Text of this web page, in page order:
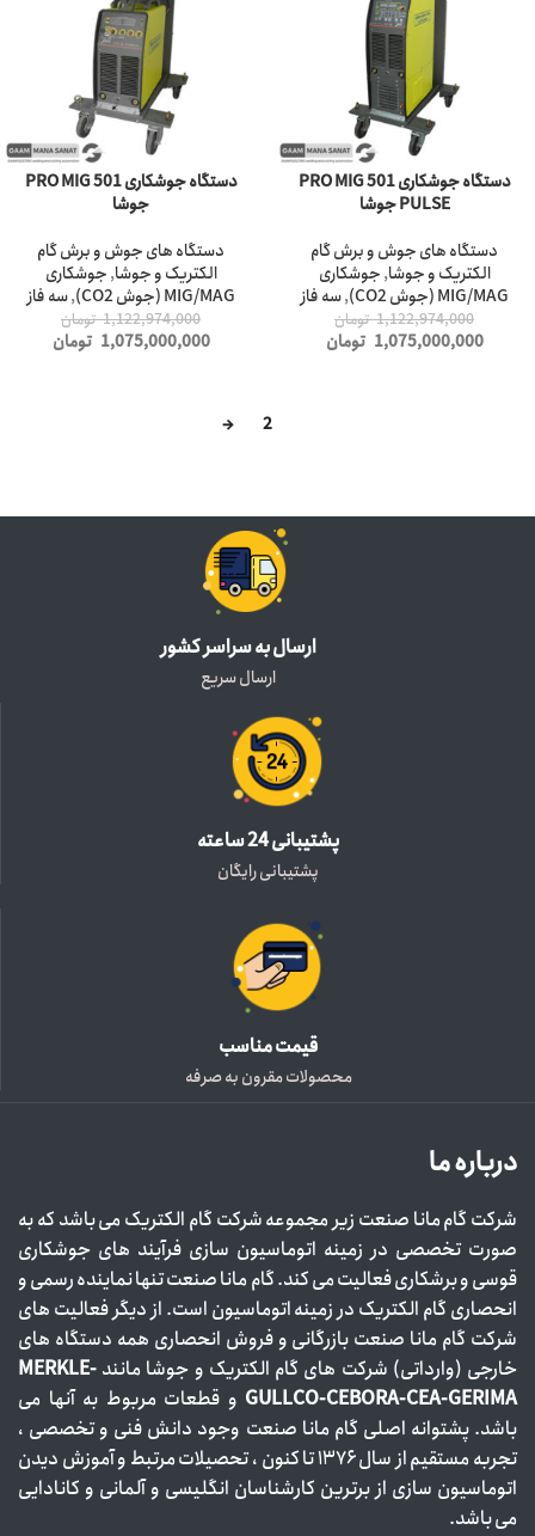
دستگاه جوشکاری PRO MIG 501
PULSE جوشا
دستگاه های جوش و برش گام
الکتریک و جوشا,جوشکاری
MIG/MAG (جوش CO2)
,سه فاز
1,122,974,000 تومان
1,075,000,000 تومان
دستگاه جوشکاری PRO MIG 501
جوشا
دستگاه های جوش و برش گام
الکتریک و جوشا,جوشکاری
MIG/MAG (جوش CO2)
,سه فاز
1,122,974,000 تومان
1,075,000,000 تومان
2
→
ارسال به سراسر کشور
ارسال سریع
پشتیبانی 24 ساعته
پشتیبانی رایگان
قیمت مناسب
محصولات مقرون به صرفه
درباره ما
شرکت گام مانا صنعت زیر مجموعه شرکت گام الکتریک می باشد که به
صورت تخصصی در زمینه اتوماسیون سازی فرآیند های جوشکاری
قوسی و برشکاری فعالیت می کند. گام مانا صنعت تنها نماینده رسمی و
انحصاری گام الکتریک در زمینه اتوماسیون است. از دیگر فعالیت های
شرکت گام مانا صنعت بازرگانی و فروش انحصاری همه دستگاه های
خارجی (وارداتی) شرکت های گام الکتریک و جوشا مانند MERKLE-
GULLCO-CEBORA-CEA-GERIMA و قطعات مربوط به آنها می
باشد. پشتوانه اصلی گام مانا صنعت وجود دانش فنی و تخصصی ،
تجربه مستقیم از سال ۱۳۷۶ تا کنون ، تحصیلات مرتبط و آموزش دیدن
اتوماسیون سازی از برترین کارشناسان انگلیسی و آلمانی و کانادایی
می باشد.